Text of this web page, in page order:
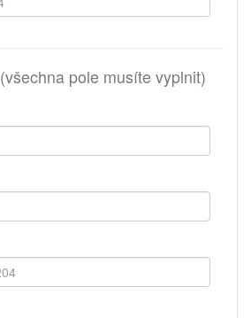
(všechna pole musíte vyplnit)